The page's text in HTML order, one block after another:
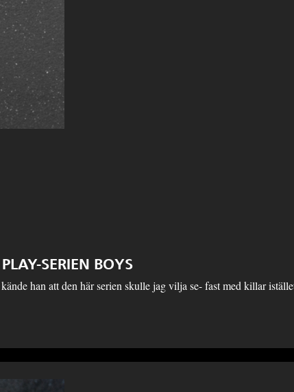
SERIEN BOYS
han att den här serien skulle jag vilja se- fast med killar